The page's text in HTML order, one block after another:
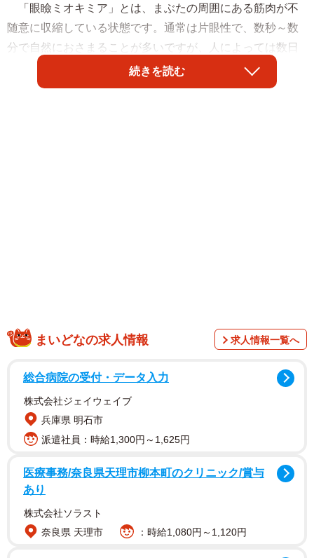
「眼瞼ミオキミア」とは、まぶたの周囲にある筋肉が不
随意に収縮している状態です。通常は片眼性で、数秒～数
分で自然におさまることが多いですが、人によっては数日
～数週間と症状が続くこともあります。ほとんどは肉体
的・精神的なストレスが原因で起こるものです。ゆっくり
栄養バランスが悪いことも原因になると言われていま
続きを読む
まいどなの求人情報 求人情報一覧へ
総合病院の受付・データ入力
株式会社ジェイウェイブ
兵庫県 明石市
派遣社員：時給1,300円～1,625円
医療事務/奈良県天理市柳本町のクリニック/賞与
あり
株式会社ソラスト
奈良県 天理市
：時給1,080円～1,120円